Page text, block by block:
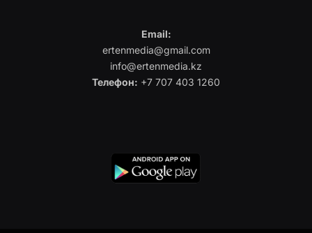
Email:
ertenmedia@gmail.com
info@ertenmedia.kz
Телефон: +7 707 403 1260